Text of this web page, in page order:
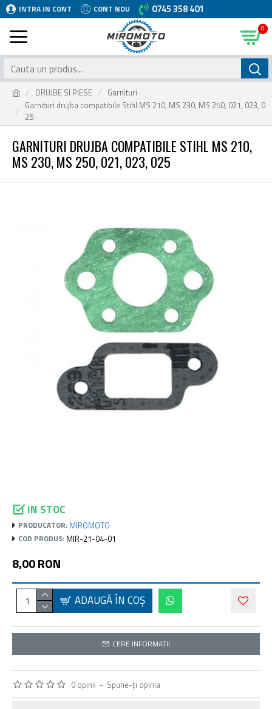
INTRA IN CONT CONT NOU 0745 358 401
0
DRUJBE SI PIESE
Garnituri
Garnituri drujba compatibile Stihl MS 210, MS 230, MS 250, 021, 023, 0
25
GARNITURI DRUJBA COMPATIBILE STIHL MS 210,
MS 230, MS 250, 021, 023, 025
IN STOC
PRODUCATOR: MIROMOTO
COD PRODUS: MIR-21-04-01
0 opinii - Spune-ţi opinia
8,00 RON
ADAUGĂ ÎN COŞ
CERE INFORMATII